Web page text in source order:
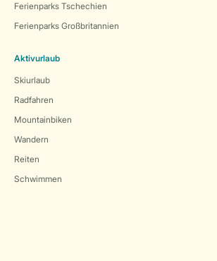
Ferienparks Tschechien
Ferienparks Großbritannien
Aktivurlaub
Skiurlaub
Radfahren
Mountainbiken
Wandern
Reiten
Schwimmen